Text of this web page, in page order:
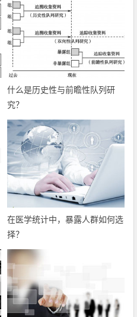
什么是历史性与前瞻性队列研
究？
在医学统计中，暴露人群如何选
择？